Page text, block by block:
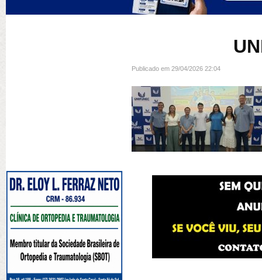
Publicado em 29/04/2026 22:04